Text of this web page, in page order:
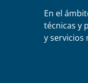
En el
técnicas y
y servicios